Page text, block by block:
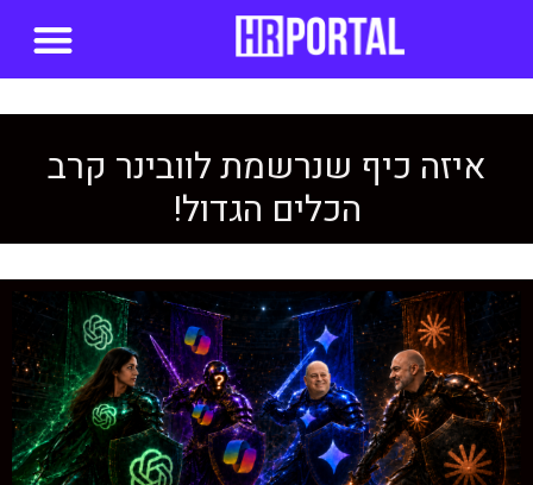
איזה כיף שנרשמת לוובינר קרב
הכלים הגדול!